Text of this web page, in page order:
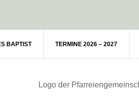
BAPTIST TERMINE 2026 – 2027